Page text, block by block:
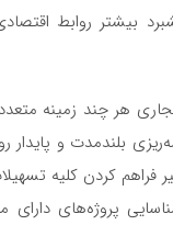
بیشتر روابط
هر چند زمینه متعددی
بلندمدت و
فراهم کردن کلیه
پروژه‌های